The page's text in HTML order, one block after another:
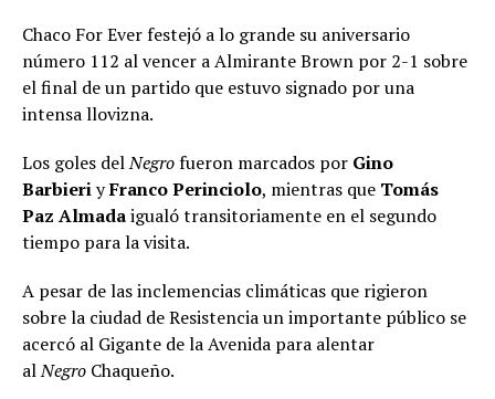
Chaco For Ever festejó a lo grande su aniversario
número 112 al vencer a Almirante Brown por 2-1 sobre
el final de un partido que estuvo signado por una
intensa llovizna.
Los goles delNegrofueron marcados por Gino
BarbieriyFranco Perinciolo, mientras que Tomás
Paz Almadaigualó transitoriamente en el segundo
tiempo para la visita.
A pesar de las inclemencias climáticas que rigieron
sobre la ciudad de Resistencia un importante público se
acercó al Gigante de la Avenida para alentar
alNegro Chaqueño.